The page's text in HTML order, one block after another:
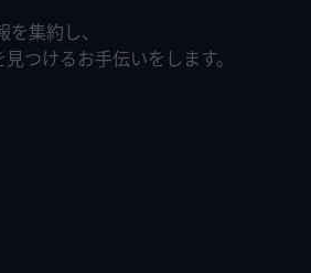
集約し、
つけるお手伝いをします。